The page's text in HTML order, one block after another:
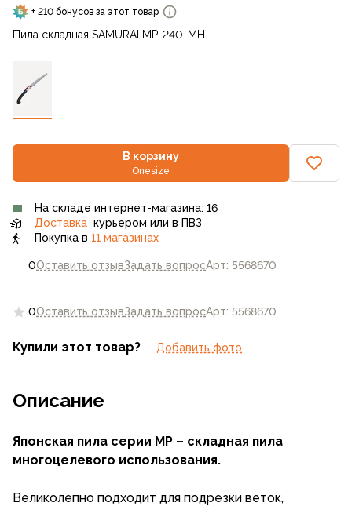
0Оставить отзывЗадать вопросАрт: 5568670
+ 210 бонусов за этот товар
Пила складная SAMURAI MP-240-MH
В корзину
Onesize
0Оставить отзывЗадать вопросАрт: 5568670
На складе интернет-магазина: 16
Доставка курьером или в ПВЗ
Покупка в 11 магазинах
Купили этот товар? Добавить фото
Описание
Японская пила серии МР – складная пила
многоцелевого использования.
Великолепно подходит для подрезки веток,